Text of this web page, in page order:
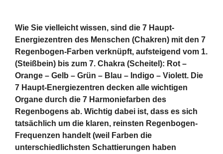
Wie Sie vielleicht wissen, sind die 7 Haupt-
Energiezentren des Menschen (Chakren) mit den 7
Regenbogen-Farben verknüpft, aufsteigend vom 1.
(Steißbein) bis zum 7. Chakra (Scheitel): Rot –
Orange – Gelb – Grün – Blau – Indigo – Violett. Die
7 Haupt-Energiezentren decken alle wichtigen
Organe durch die 7 Harmoniefarben des
Regenbogens ab. Wichtig dabei ist, dass es sich
tatsächlich um die klaren, reinsten Regenbogen-
Frequenzen handelt (weil Farben die
unterschiedlichsten Schattierungen haben